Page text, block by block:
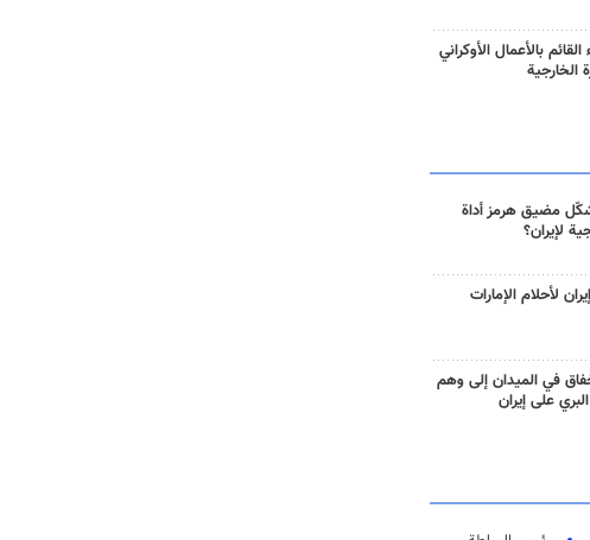
بالأعمال الأوكراني
الخارجية
مضيق هرمز أداة
لإيران؟
لأحلام الإمارات
في الميدان إلى وهم
على إيران